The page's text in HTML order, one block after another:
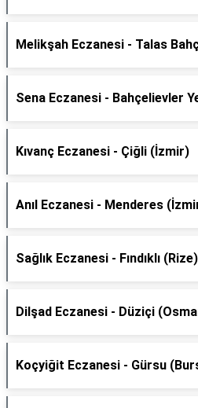
Melikşah Eczanesi - Talas
Sena Eczanesi - Bahçelievler
Kıvanç Eczanesi - Çiğli (İzmir)
Anıl Eczanesi - Menderes
Sağlık Eczanesi - Fındıklı (Rize)
Dilşad Eczanesi - Düziçi
Koçyiğit Eczanesi - Gürsu